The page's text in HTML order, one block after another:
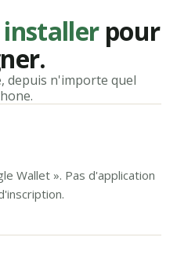
installer pour
depuis n'importe quel
Wallet ». Pas d'application